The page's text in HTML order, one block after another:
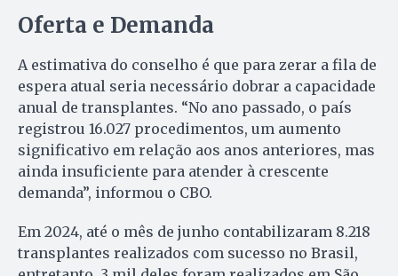
Oferta e Demanda
A estimativa do conselho é que para zerar a fila de
espera atual seria necessário dobrar a capacidade
anual de transplantes. “No ano passado, o país
registrou 16.027 procedimentos, um aumento
significativo em relação aos anos anteriores, mas
ainda insuficiente para atender à crescente
demanda”, informou o CBO.
Em 2024, até o mês de junho contabilizaram 8.218
transplantes realizados com sucesso no Brasil,